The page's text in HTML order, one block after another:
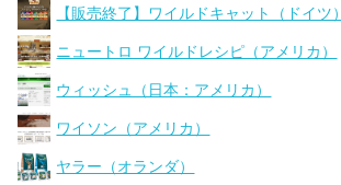
【販売終了】ワイルドキャット（ドイツ）
ニュートロ ワイルドレシピ（アメリカ）
ウィッシュ（日本：アメリカ）
ワイソン（アメリカ）
ヤラー（オランダ）